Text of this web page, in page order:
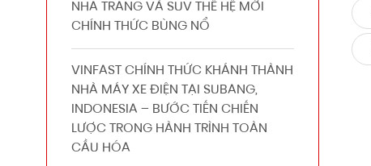
NHA TRANG VÀ SUV THẾ HỆ MỚI
CHÍNH THỨC BÙNG NỔ
VINFAST CHÍNH THỨC KHÁNH THÀNH
NHÀ MÁY XE ĐIỆN TẠI SUBANG,
INDONESIA – BƯỚC TIẾN CHIẾN
LƯỢC TRONG HÀNH TRÌNH TOÀN
CẦU HÓA